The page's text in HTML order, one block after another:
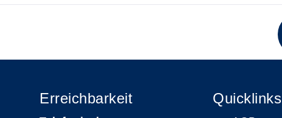
Erreichbarkeit Quicklinks